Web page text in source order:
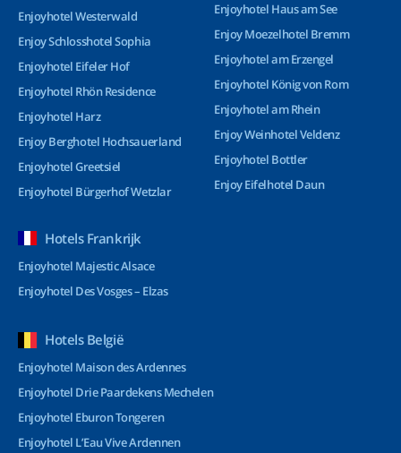
Enjoyhotel Westerwald
Enjoy Schlosshotel Sophia
Enjoyhotel Eifeler Hof
Enjoyhotel Rhön Residence
Enjoyhotel Harz
Enjoy Berghotel Hochsauerland
Enjoyhotel Greetsiel
Enjoyhotel Bürgerhof Wetzlar
Enjoyhotel Haus am See
Enjoy Moezelhotel Bremm
Enjoyhotel am Erzengel
Enjoyhotel König von Rom
Enjoyhotel am Rhein
Enjoy Weinhotel Veldenz
Enjoyhotel Bottler
Enjoy Eifelhotel Daun
Hotels Frankrijk
Enjoyhotel Majestic Alsace
Enjoyhotel Des Vosges – Elzas
Hotels België
Enjoyhotel Maison des Ardennes
Enjoyhotel Drie Paardekens Mechelen
Enjoyhotel Eburon Tongeren
Enjoyhotel L’Eau Vive Ardennen